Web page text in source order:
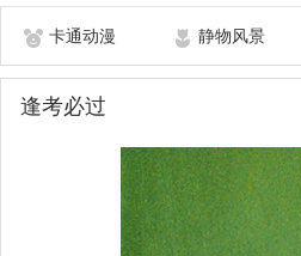
卡通动漫 静物风景
逢考必过